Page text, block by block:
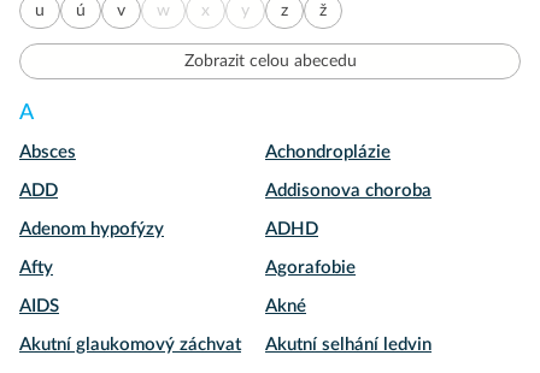
u ú v w x y z ž
Zobrazit celou abecedu
A
Absces Achondroplázie
ADD Addisonova choroba
Adenom hypofýzy ADHD
Afty Agorafobie
AIDS Akné
Akutní glaukomový záchvat Akutní selhání ledvin